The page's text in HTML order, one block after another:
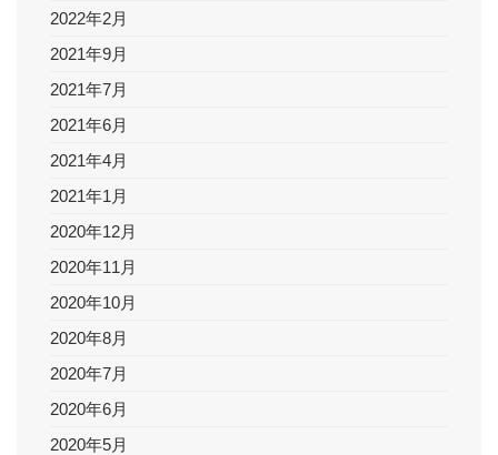
2022年2月
2021年9月
2021年7月
2021年6月
2021年4月
2021年1月
2020年12月
2020年11月
2020年10月
2020年8月
2020年7月
2020年6月
2020年5月